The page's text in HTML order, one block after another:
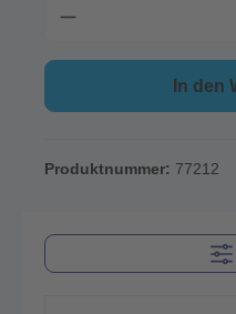
In den
Produktnummer: 77212